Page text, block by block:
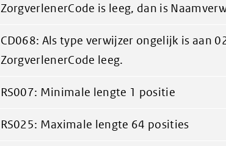
ZorgverlenerCode is leeg, dan is
CD068: Als type verwijzer ongelijk is aan
ZorgverlenerCode leeg.
RS007: Minimale lengte 1 positie
RS025: Maximale lengte 64 posities